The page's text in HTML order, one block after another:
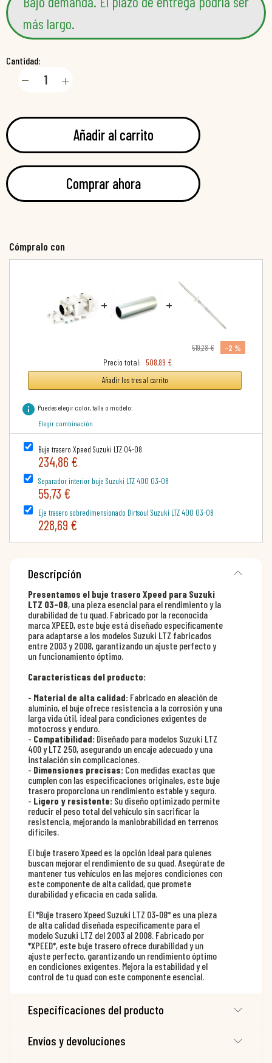
más largo.
Cantidad:
Añadir al carrito
Comprar ahora
Cómpralo con
+ +
519,28 €
-2 %
Precio total: 508,89 €
Añadir los tres al carrito
info Puedes elegir color, talla o modelo:
Elegir combinación
Buje trasero Xpeed Suzuki LTZ 04-08
234,86 €
Separador interior buje Suzuki LTZ 400 03-08
55,73 €
Eje trasero sobredimensionado Dirtsoul Suzuki LTZ 400 03-08
228,69 €
Descripción
Presentamos el buje trasero Xpeed para Suzuki
LTZ 03-08, una pieza esencial para el rendimiento y la
durabilidad de tu quad. Fabricado por la reconocida
marca XPEED, este buje está diseñado específicamente
para adaptarse a los modelos Suzuki LTZ fabricados
entre 2003 y 2008, garantizando un ajuste perfecto y
un funcionamiento óptimo.
Características del producto:
- Material de alta calidad: Fabricado en aleación de
aluminio, el buje ofrece resistencia a la corrosión y una
larga vida útil, ideal para condiciones exigentes de
motocross y enduro.
- Compatibilidad: Diseñado para modelos Suzuki LTZ
400 y LTZ 250, asegurando un encaje adecuado y una
instalación sin complicaciones.
- Dimensiones precisas: Con medidas exactas que
cumplen con las especificaciones originales, este buje
trasero proporciona un rendimiento estable y seguro.
- Ligero y resistente: Su diseño optimizado permite
reducir el peso total del vehículo sin sacrificar la
resistencia, mejorando la maniobrabilidad en terrenos
difíciles.
El buje trasero Xpeed es la opción ideal para quienes
buscan mejorar el rendimiento de su quad. Asegúrate de
mantener tus vehículos en las mejores condiciones con
este componente de alta calidad, que promete
durabilidad y eficacia en cada salida.
El *Buje trasero Xpeed Suzuki LTZ 03-08* es una pieza
de alta calidad diseñada específicamente para el
modelo Suzuki LTZ del 2003 al 2008. Fabricado por
*XPEED*, este buje trasero ofrece durabilidad y un
ajuste perfecto, garantizando un rendimiento óptimo
en condiciones exigentes. Mejora la estabilidad y el
control de tu quad con este componente esencial.
Especificaciones del producto
Envíos y devoluciones